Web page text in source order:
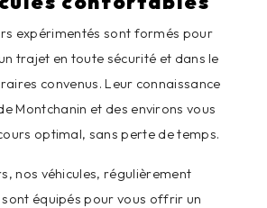
expérimentés sont formés pour
trajet en toute sécurité et dans le
convenus. Leur connaissance
Montchanin et des environs vous
optimal, sans perte de temps.
nos véhicules, régulièrement
équipés pour vous offrir un